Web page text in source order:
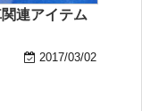
連アイテム
2017/03/02